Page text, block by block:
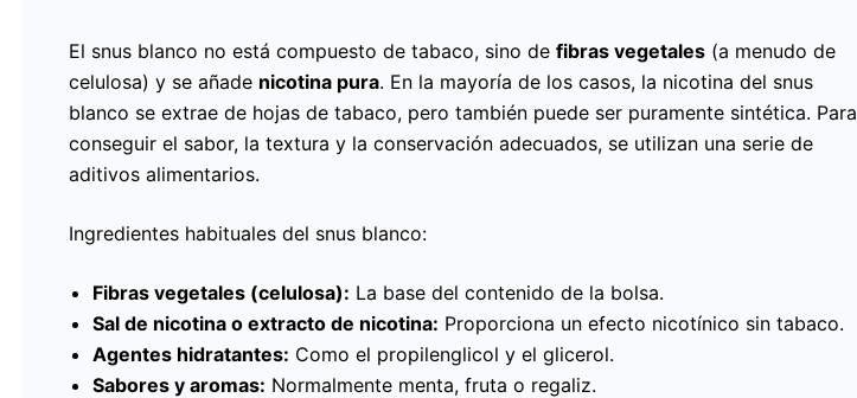
El snus blanco no está compuesto de tabaco, sino de fibras vegetales (a menudo de
celulosa) y se añade nicotina pura. En la mayoría de los casos, la nicotina del snus
blanco se extrae de hojas de tabaco, pero también puede ser puramente sintética. Para
conseguir el sabor, la textura y la conservación adecuados, se utilizan una serie de
aditivos alimentarios.
Ingredientes habituales del snus blanco:
Fibras vegetales (celulosa): La base del contenido de la bolsa.
Sal de nicotina o extracto de nicotina: Proporciona un efecto nicotínico sin tabaco.
Agentes hidratantes: Como el propilenglicol y el glicerol.
Sabores y aromas: Normalmente menta, fruta o regaliz.